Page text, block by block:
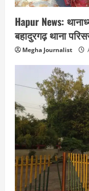
Hapur News:
बहादुरगढ़ थाना
Megha Journalist